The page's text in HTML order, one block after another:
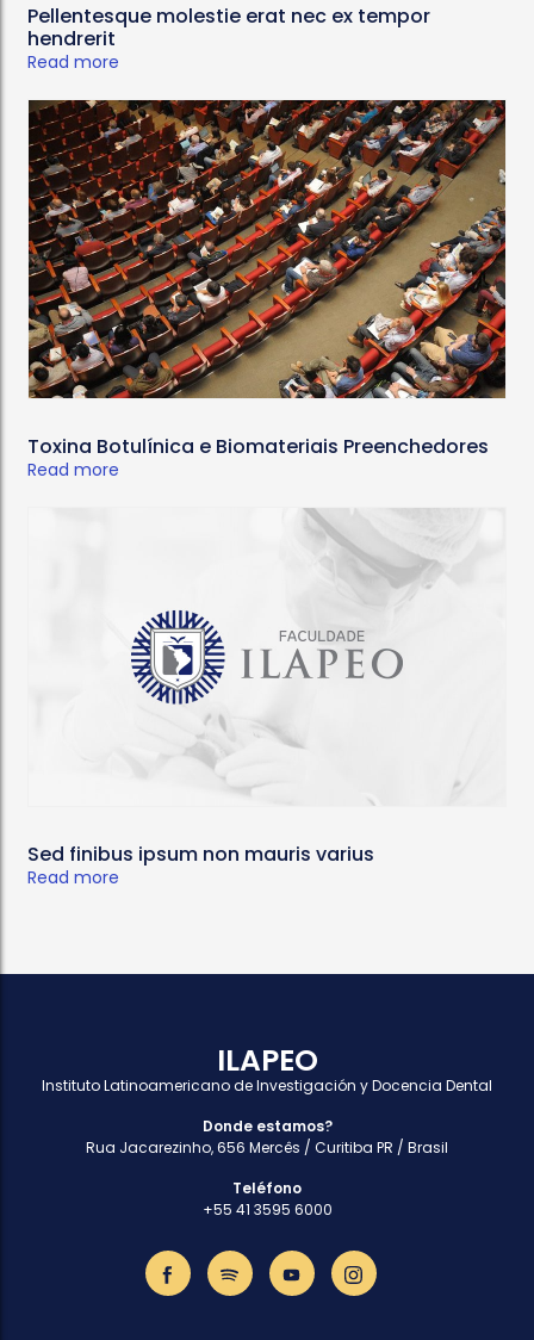
Pellentesque molestie erat nec ex tempor
hendrerit
Read more
Toxina Botulínica e Biomateriais Preenchedores
Read more
Sed finibus ipsum non mauris varius
Read more
ILAPEO
Instituto Latinoamericano de Investigación y Docencia Dental
Donde estamos?
Rua Jacarezinho, 656 Mercês / Curitiba PR / Brasil
Teléfono
+55 41 3595 6000